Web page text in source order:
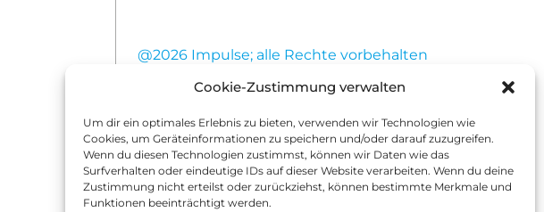
Cookie-Zustimmung verwalten
Um dir ein optimales Erlebnis zu bieten, verwenden wir Technologien wie
Cookies, um Geräteinformationen zu speichern und/oder darauf zuzugreifen.
Wenn du diesen Technologien zustimmst, können wir Daten wie das
Surfverhalten oder eindeutige IDs auf dieser Website verarbeiten. Wenn du deine
Zustimmung nicht erteilst oder zurückziehst, können bestimmte Merkmale und
Funktionen beeinträchtigt werden.
@2026 Impulse; alle Rechte vorbehalten